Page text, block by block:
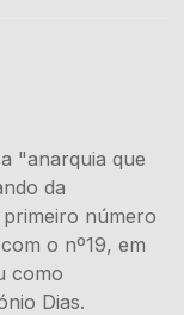
"anarquia que
da
número
o nº19, em
como
Dias.